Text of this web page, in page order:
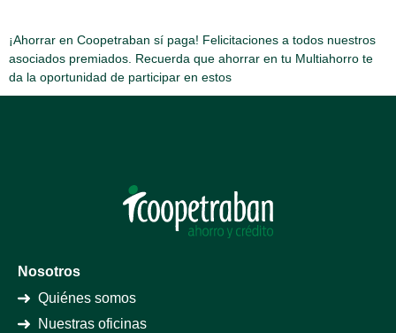
¡Ahorrar en Coopetraban sí paga! Felicitaciones a todos nuestros
asociados premiados. Recuerda que ahorrar en tu Multiahorro te
da la oportunidad de participar en estos
Nosotros
Quiénes somos
Nuestras oficinas